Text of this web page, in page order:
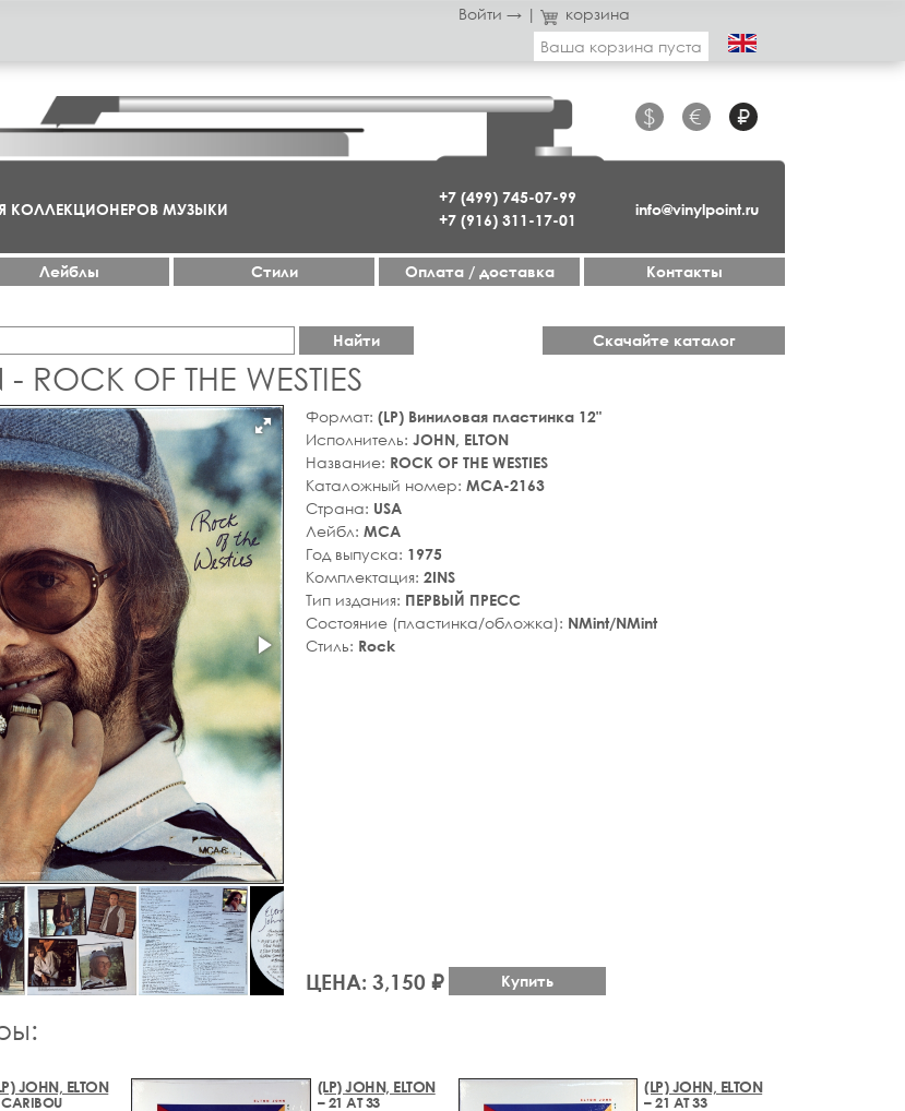
Войти → |
корзина
Ваша корзина пуста
+7 (499) 745-07-99
+7 (916) 311-17-01
$ € ₽
info@vinylpoint.ru
КОЛЛЕКЦИОНЕРОВ МУЗЫКИ
Лейблы Стили Оплата / доставка Контакты
Найти Скачайте каталог
ROCK OF THE WESTIES
Формат: (LP) Виниловая пластинка 12"
Исполнитель: JOHN, ELTON
Название: ROCK OF THE WESTIES
Каталожный номер: MCA-2163
Страна: USA
Лейбл: MCA
Год выпуска: 1975
Комплектация: 2INS
Тип издания: ПЕРВЫЙ ПРЕСС
Состояние (пластинка/обложка): NMint/NMint
Стиль: Rock
ЦЕНА: 3,150 ₽ Купить
JOHN, ELTON (LP) JOHN, ELTON
– 21 AT 33
(LP) JOHN, ELTON
– 21 AT 33